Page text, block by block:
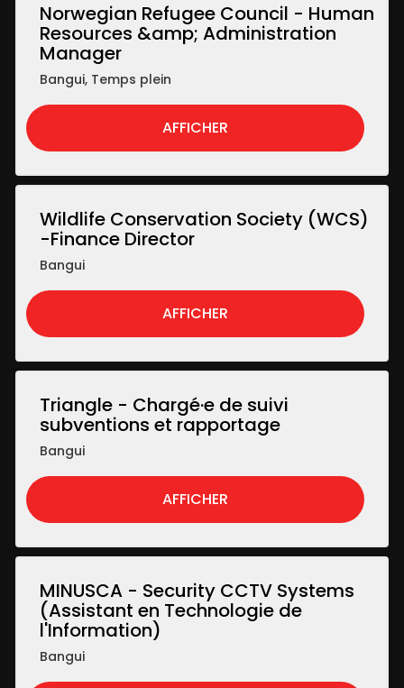
Norwegian Refugee Council - Human
Resources &amp; Administration
Manager
Bangui, Temps plein
AFFICHER
Wildlife Conservation Society (WCS)
-Finance Director
Bangui
AFFICHER
Triangle - Chargé·e de suivi
subventions et rapportage
Bangui
AFFICHER
MINUSCA - Security CCTV Systems
(Assistant en Technologie de
l'Information)
Bangui